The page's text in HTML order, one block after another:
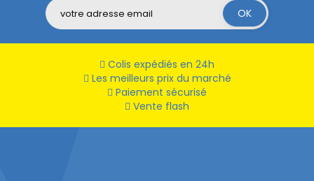
Colis expédiés en 24h
Les meilleurs prix du marché
Paiement sécurisé
Vente flash